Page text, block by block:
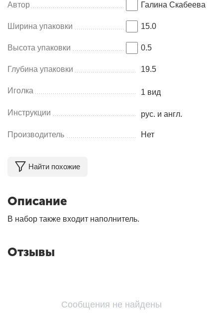
Автор Галина Скабеева
Ширина упаковки 15.0
Высота упаковки 0.5
Глубина упаковки 19.5
Иголка 1 вид
Инструкции рус. и англ.
Производитель Нет
Найти похожие
Описание
В набор также входит наполнитель.
Отзывы
Сообщения не найдены